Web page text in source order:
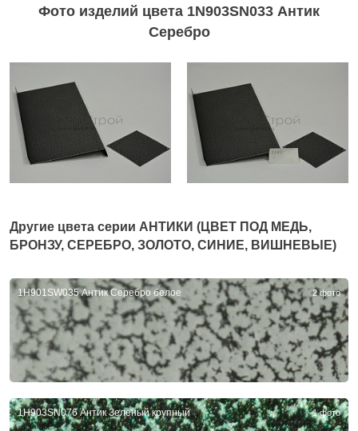
Фото изделий цвета 1N903SN033 Антик
Серебро
Другие цвета серии АНТИКИ (ЦВЕТ ПОД МЕДЬ,
БРОНЗУ, СЕРЕБРО, ЗОЛОТО, СИНИЕ, ВИШНЕВЫЕ)
1H901SW035 Антик Серебро белое 2 фото
1H903SN076 Антик Зеленый крупный 1 фото